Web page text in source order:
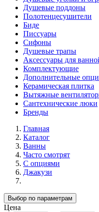
Душевые поддоны
Полотенцесушители
Биде
Писсуары
Сифоны
Душевые трапы
Аксессуары для
Комплектующие
Дополнительные
Керамическая плитка
Вытяжные
Сантехнические люки
Бренды
Главная
Каталог
Ванны
Часто смотрят
С опциями
Джакузи
Выбор по параметрам
Цена